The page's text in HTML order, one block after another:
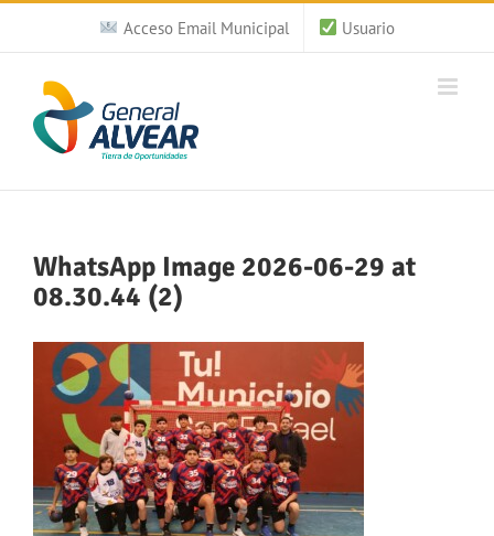
Saltar
contenido
Acceso Email Municipal Usuario
WhatsApp Image 2026-06-29 at
08.30.44 (2)